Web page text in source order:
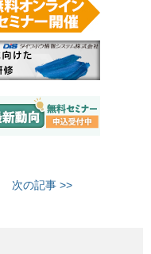
次の記事 >>